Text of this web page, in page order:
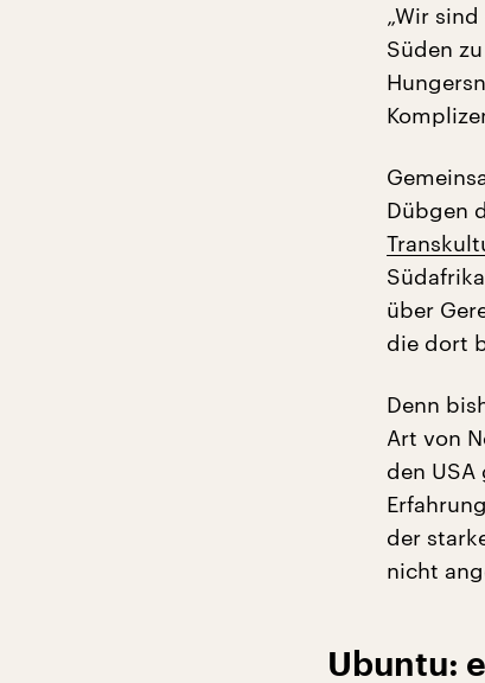
„Wir
Süden
Dübgen
über
die dort
Denn
Art von
den
der
nicht
Ubuntu: